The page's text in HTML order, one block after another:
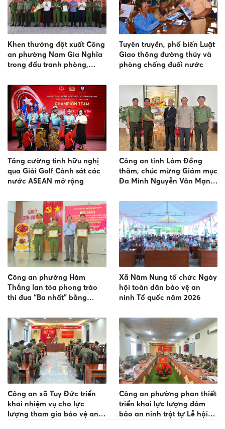
Khen thưởng đột xuất Công
an phường Nam Gia Nghĩa
trong đấu tranh phòng,
Tuyên truyền, phổ biến Luật
Giao thông đường thủy và
phòng chống đuối nước
Tăng cường tình hữu nghị
qua Giải Golf Cảnh sát các
nước ASEAN mở rộng
Công an tỉnh Lâm Đồng
thăm, chúc mừng Giám mục
Đa Minh Nguyễn Văn Mạnh
Lạt nhân dịp lễ bổn mạng
Thánh Đa Minh
Công an phường Hàm
Thắng lan tỏa phong trào
thi đua “Ba nhất” bằng
Xã Nâm Nung tổ chức Ngày
hội toàn dân bảo vệ an
ninh Tổ quốc năm 2026
Công an xã Tuy Đức triển
khai nhiệm vụ cho lực
lượng tham gia bảo vệ an
Công an phường phan thiết
triển khai lực lượng đảm
bảo an ninh trật tự Lễ hội